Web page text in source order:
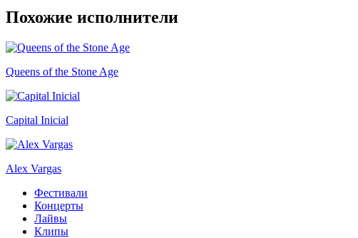
Похожие исполнители
Queens of the Stone Age
Capital Inicial
Alex Vargas
Фестивали
Концерты
Лайвы
Клипы